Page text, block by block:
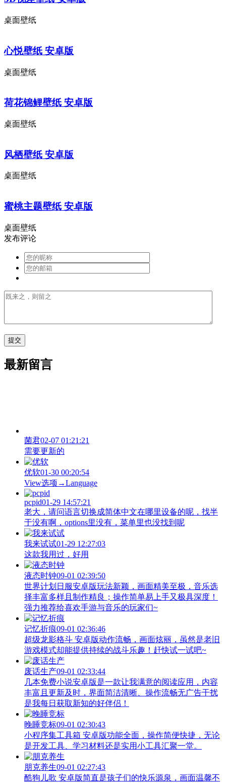
桌面壁纸
心悦壁纸 安卓版
桌面壁纸
荷花锦鲤壁纸 安卓版
桌面壁纸
风栖壁纸 安卓版
桌面壁纸
蜜桃主题壁纸 安卓版
桌面壁纸
发布评论
最新留言
菌君02-07 01:21:21
需要更新的
优软01-30 00:20:54
View‌选项→Language
pcpid01-29 14:57:21
老大，请问语言切换成简体中文在哪里设备的呢，找半
于没有啊，options里没有，菜单里也没找到呢
我来试试01-29 12:27:03
这款我用过，好用
液态时钟09-01 02:39:50
世界计划日服安卓版玩法新颖，画面精美至极，音乐选
择丰富多样且制作精良；操作简单易上手又极具深度！
强力推荐给喜欢手游与音乐的玩家们~
记忆折痕09-01 02:36:46
超级龙影格斗 安卓版动作流畅，画面炫丽，虽然是老旧
游戏模式却能提供持续的战斗乐趣！赶快试一试吧~
废话生产09-01 02:33:44
几本免费小说安卓版是一款让我满意的阅读应用，内容
丰富且更新及时，界面简洁清晰、操作流畅无广告干扰
是我每日获取新知的好伴侣！
晚睡竞标09-01 02:30:43
小程序集工具箱 安卓版功能全面，操作简便快捷，无论
是开发工具、学习材料还是实用小工具汇聚一堂。
朋克养生09-01 02:27:43
酷狗儿歌 安卓版简直是孩子们的快乐源泉，画面温馨不